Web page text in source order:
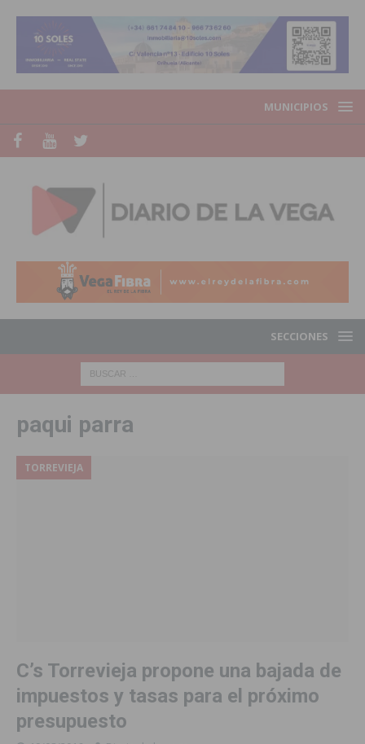
MUNICIPIOS
SECCIONES
paqui parra
TORREVIEJA
C’s Torrevieja propone una bajada de
impuestos y tasas para el próximo
presupuesto